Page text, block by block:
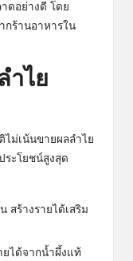
ดอย่างดี โดย
กร้านอาหารใน
ไย
ม่เน้นขายผลลำไย
ระโยชน์สูงสุด
ร้างรายได้เสริม
ยได้จากน้ำผึ้งแท้